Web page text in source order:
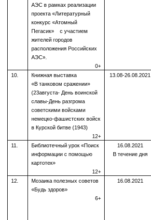
АЭС в рамках реализации
проекта «Литературный
конкурс «Атомный
Пегасик» с участием
жителей городов
расположения Российских
АЭС».
0+
10.
Книжная выставка
«В танковом сражении»
(23августа- День воинской
славы-День разгрома
советскими войсками
немецко-фашистских войск
в Курской битве (1943)
12+
13.08-26.08.2021
11.
Библиотечный урок «Поиск
информации с помощью
картотек»
12+
16.08.2021
В течение дня
12.
Мозаика полезных советов
«Будь здоров»
6+
16.08.2021